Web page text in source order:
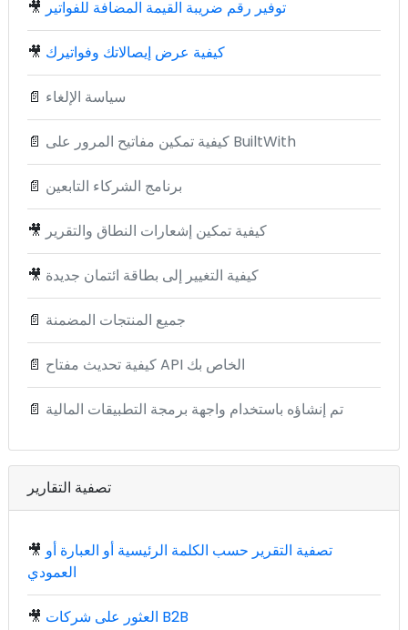
🎥 توفير رقم ضريبة القيمة المضافة للفواتير
🎥 كيفية عرض إيصالاتك وفواتيرك
📄 سياسة الإلغاء
📄 كيفية تمكين مفاتيح المرور على BuiltWith
📄 برنامج الشركاء التابعين
🎥 كيفية تمكين إشعارات النطاق والتقرير
🎥 كيفية التغيير إلى بطاقة ائتمان جديدة
📄 جميع المنتجات المضمنة
📄 كيفية تحديث مفتاح API الخاص بك
📄 تم إنشاؤه باستخدام واجهة برمجة التطبيقات المالية
تصفية التقارير
🎥 تصفية التقرير حسب الكلمة الرئيسية أو العبارة أو
العمودي
🎥 العثور على شركات B2B